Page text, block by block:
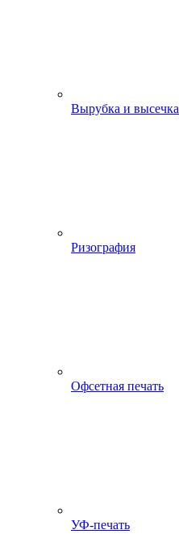
Вырубка и высечка
Ризография
Офсетная печать
УФ-печать